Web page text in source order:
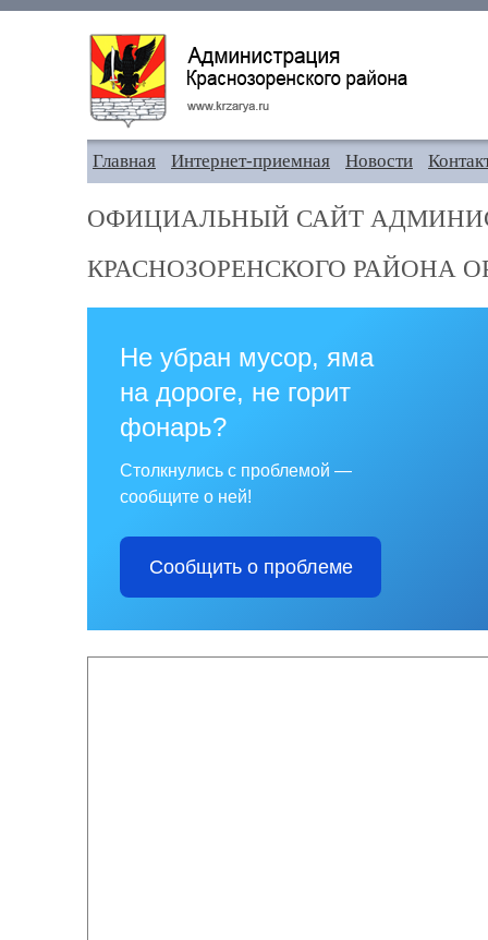
Главная Интернет-приемная Новости
ОФИЦИАЛЬНЫЙ САЙТ
КРАСНОЗОРЕНСКОГО РАЙОНА
Не убран мусор, яма
на дороге, не горит
фонарь?
Столкнулись с проблемой —
сообщите о ней!
Сообщить о проблеме